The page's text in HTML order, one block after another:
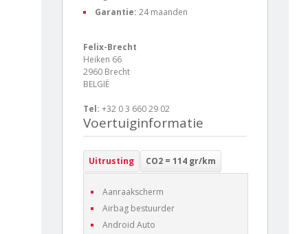
Garantie: 24 maanden
Felix-Brecht
Heiken 66
2960 Brecht
BELGIË
Tel: +32 0 3 660 29 02
Voertuiginformatie
Uitrusting CO2 = 114 gr/km
Aanraakscherm
Airbag bestuurder
Android Auto